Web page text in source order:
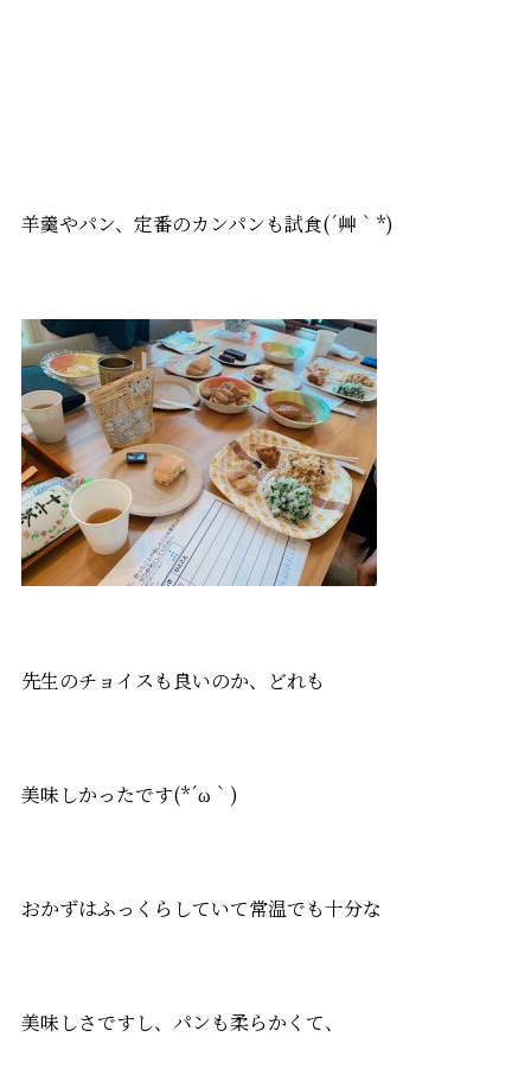
羊羹やパン、定番のカンパンも試食(´艸｀*)
先生のチョイスも良いのか、どれも
美味しかったです(*´ω｀)
おかずはふっくらしていて常温でも十分な
美味しさですし、パンも柔らかくて、